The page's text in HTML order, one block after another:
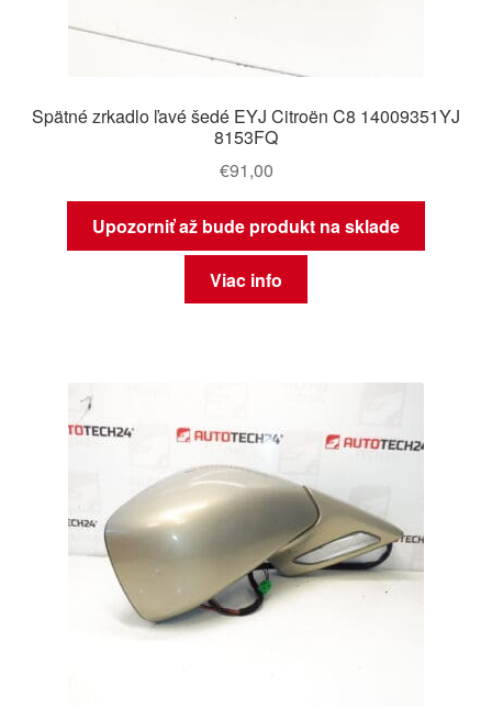
Spätné zrkadlo ľavé šedé EYJ Citroën C8 14009351YJ
8153FQ
€91,00
Upozorniť až bude produkt na sklade
Viac info